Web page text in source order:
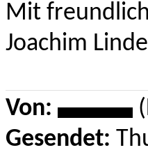
Mit
Joachim
Von: ******
Gesendet: